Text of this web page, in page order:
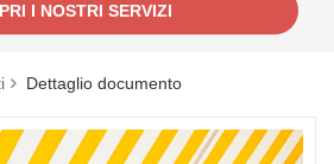
I NOSTRI SERVIZI
Dettaglio documento